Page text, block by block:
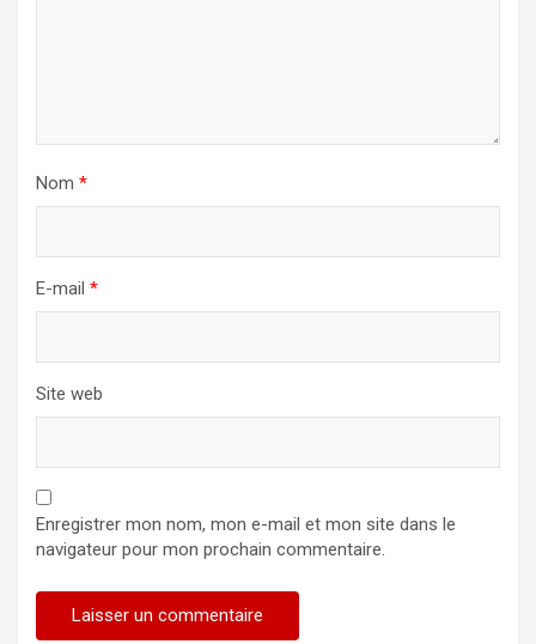
Nom *
E-mail *
Site web
Enregistrer mon nom, mon e-mail et mon site dans le
navigateur pour mon prochain commentaire.